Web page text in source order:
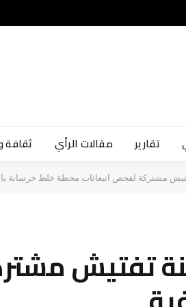
تقارير مقالات الرأي
تفتيش مشتركة لفحص انبعاثات محطة خلط خرسانة
تفتيش